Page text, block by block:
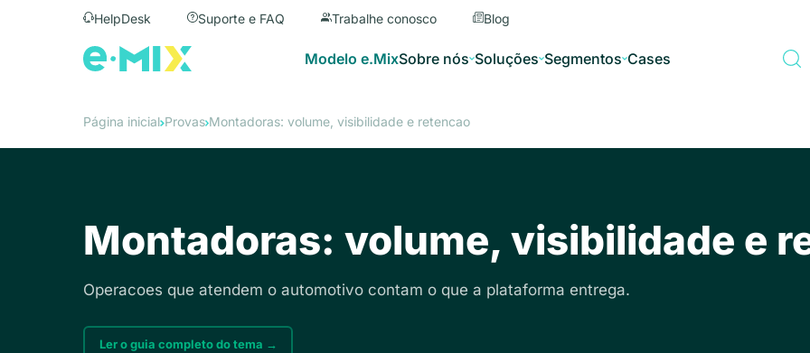
HelpDesk Suporte e FAQ Trabalhe conosco Blog
Modelo e.MixSobre nós Soluções Segmentos Cases
Página inicial Provas Montadoras: volume, visibilidade e retencao
Montadoras: volume, visibilidade e
Operacoes que atendem o automotivo contam o que a plataforma entrega.
Ler o guia completo do tema →